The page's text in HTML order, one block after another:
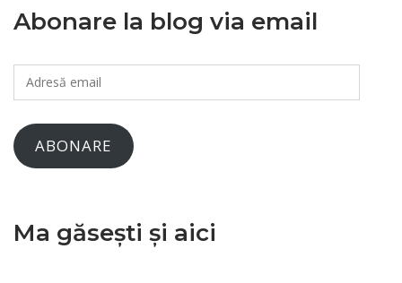
Abonare la blog via email
Adresă
email
ABONARE
Ma găsești și aici